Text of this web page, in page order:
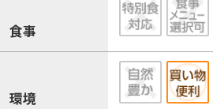
食事
環境